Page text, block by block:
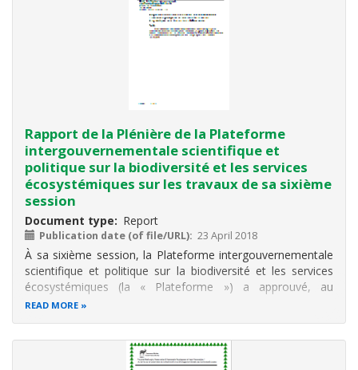
Rapport de la Plénière de la Plateforme
intergouvernementale scientifique et
politique sur la biodiversité et les services
écosystémiques sur les travaux de sa sixième
session
Document type Report
Publication date (of file/URL) 23 April 2018
À sa sixième session, la Plateforme intergouvernementale
scientifique et politique sur la biodiversité et les services
écosystémiques (la « Plateforme ») a approuvé, au
paragraphe 4 de la section IV de sa décision IPBES-6/1, le
READ MORE